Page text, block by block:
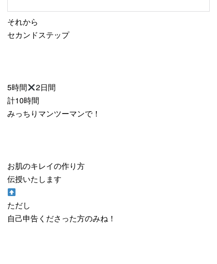
それから
セカンドステップ
5時間
2日間
計10時間
みっちりマンツーマンで！
お肌のキレイの作り方
伝授いたします
ただし
自己申告くださった方のみね！